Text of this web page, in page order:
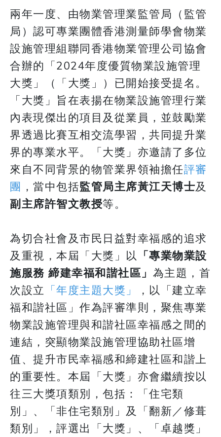
兩年一度、由物業管理業監管局（監管
局）認可專業團體香港測量師學會物業
設施管理組聯同香港物業管理公司協會
合辦的「2024年度優質物業設施管理
大獎」（「大獎」）已開始接受提名。
「大獎」旨在表揚在物業設施管理行業
內表現傑出的項目及從業員，並鼓勵業
界透過比賽互相交流學習，共同提升業
界的專業水平。「大獎」亦邀請了多位
來自不同背景的物管業界領袖擔任評審
團 ，當中包括監管局主席黃江天博士及
副主席許智文教授等。
為切合社會及市民日益對幸福感的追求
及重視，本屆「大獎」以 「專業物業設
施服務 締建幸福和諧社區」 為主題，首
次設立 「年度主題大獎」
，以「建立幸
福和諧社區」作為評審準則，聚焦專業
物業設施管理與和諧社區幸福感之間的
連結，突顯物業設施管理協助社區增
值、提升市民幸福感和締建社區和諧上
的重要性。本屆「大獎」亦會繼續按以
往三大獎項類別，包括：「住宅類
別」、「非住宅類別」及「翻新／修葺
類別」，評選出「大獎」、「卓越獎」